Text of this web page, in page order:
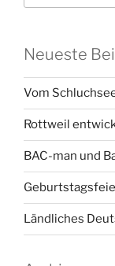
Neueste
Vom
Rottweil
BAC-man und
Ländliches